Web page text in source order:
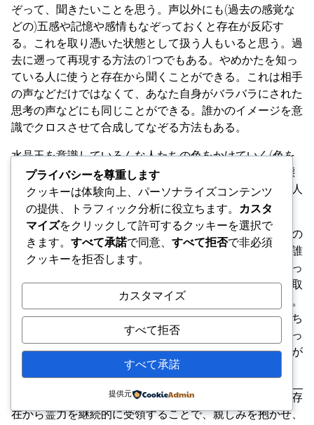
ぞって、聞きたいことを思う。声以外にも(過去の感覚な
どの)五感や記憶や感情もなぞっておくと存在が反応す
る。これを取り憑いた状態として扱う人もいると思う。過
去に遡って再現する方法の1つでもある。やめかたを知っ
ている人に使うと存在から聞くことができる。これは相手
の声などだけではなくて、あなた自身がバラバラにされた
思考の声などにも同じことができる。誰かのイメージを意
識でクロスさせて合成してなぞる方法もある。
水晶玉を意識していろんな人たちの色をかけていく(色を
つけていく)。中心にエネルギーが集まって増幅した状態
を意識できるのであれば、意識による水晶玉をいろんな人
たちによって特性として作り出せる。
家族や親族が亡くなった時に喪に服す期間があるが、あの
世に旅立った人があなたの代わりに、あなたがこれまで誰
かに損をさせられた分を取り返してくれる。あの世に逝っ
た人にも必要なモノがあるとすれば、あなたの代わりに取
り返してくれた分を差し上げる気持ちでいたほうがいい。
逆に捉えるようにされていれば、あの世にいる別の人たち
を増員する意識をもつとスムーズに話が進む。意識を使っ
てそれを感覚で察知できるなら、静かに喪に服したほうが
一部のカルト団体は、相手の中にいる霊力を分け与える存
在から霊力を継続的に受領することで、親しみを抱かせ、
プライバシーを尊重します
クッキーは体験向上、パーソナライズコンテンツ
の提供、トラフィック分析に役立ちます。
カスタ
マイズをクリックして許可するクッキーを選択で
きます。 すべて承諾で同意、 すべて拒否で非必須
クッキーを拒否します。
カスタマイズ
すべて拒否
すべて承諾
提供元